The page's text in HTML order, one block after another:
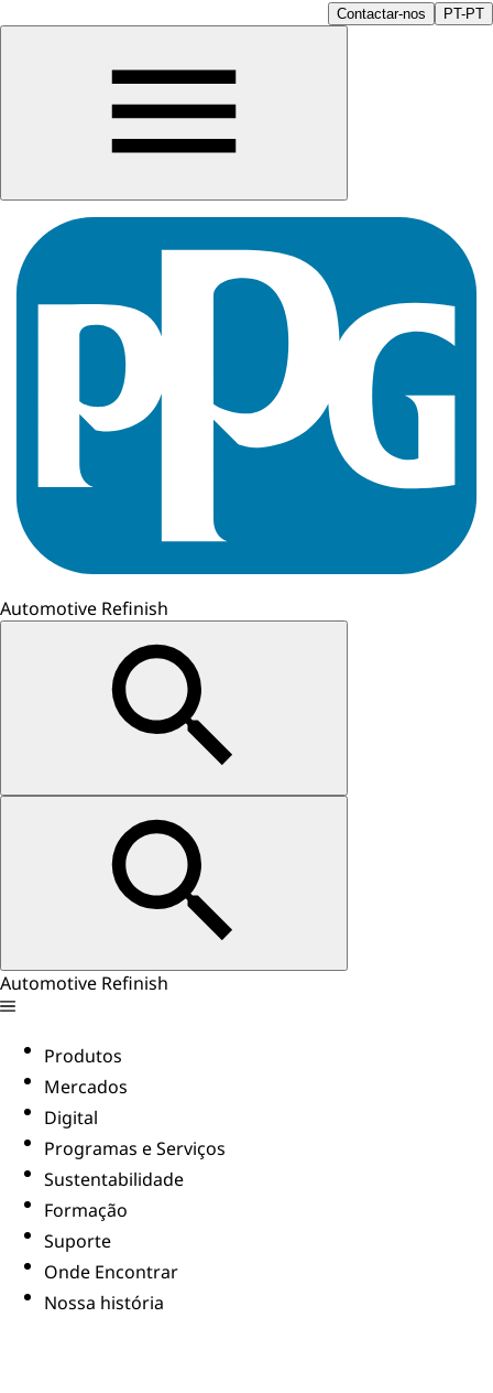
Contactar-nos PT-PT
Automotive Refinish
Automotive Refinish
Produtos
Mercados
Digital
Programas e Serviços
Sustentabilidade
Formação
Suporte
Onde Encontrar
Nossa história